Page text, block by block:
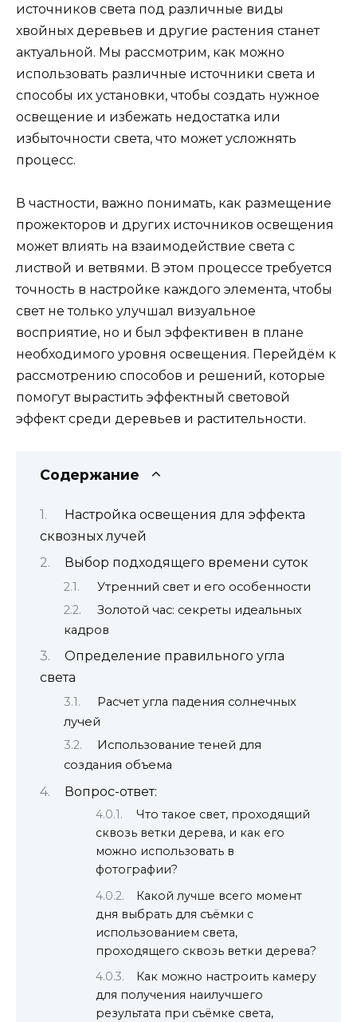
источников света под различные виды
хвойных деревьев и другие растения станет
актуальной. Мы рассмотрим, как можно
использовать различные источники света и
способы их установки, чтобы создать нужное
освещение и избежать недостатка или
избыточности света, что может усложнять
процесс.
В частности, важно понимать, как размещение
прожекторов и других источников освещения
может влиять на взаимодействие света с
листвой и ветвями. В этом процессе требуется
точность в настройке каждого элемента, чтобы
свет не только улучшал визуальное
восприятие, но и был эффективен в плане
необходимого уровня освещения. Перейдём к
рассмотрению способов и решений, которые
помогут вырастить эффектный световой
эффект среди деревьев и растительности.
Содержание
Настройка освещения для эффекта
сквозных лучей
Выбор подходящего времени суток
Утренний свет и его особенности
Золотой час: секреты идеальных
кадров
Определение правильного угла
света
Расчет угла падения солнечных
лучей
Использование теней для
создания объема
Вопрос-ответ:
Что такое свет, проходящий
сквозь ветки дерева, и как его
можно использовать в
фотографии?
Какой лучше всего момент
дня выбрать для съёмки с
использованием света,
проходящего сквозь ветки дерева?
Как можно настроить камеру
для получения наилучшего
результата при съёмке света,